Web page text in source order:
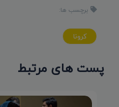
برچسب ها:
کرونا
پست های مرتبط